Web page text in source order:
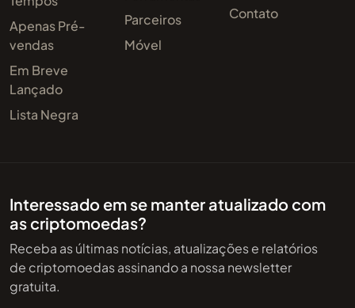
Apenas Pré-
vendas
Em Breve
Lançado
Lista Negra
Parceiros
Móvel
Contato
Interessado em se manter atualizado com
as criptomoedas?
Receba as últimas notícias, atualizações e relatórios
de criptomoedas assinando a nossa newsletter
gratuita.